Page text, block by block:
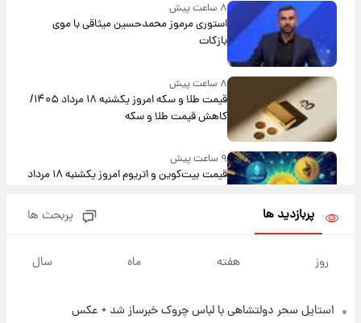
۸ ساعت پیش
استوری مرموز محمدحسین میثاقی با موی
بازکات
قیمت طلا و سکه امروز یکشنبه ۱۸ مرداد ۱۴۰۵/
کاهش قیمت طلا و سکه
۹ ساعت پیش
قیمت بیت‌کوین و اتریوم امروز یکشنبه ۱۸ مرداد
۱۳ ساعت پیش
پربازدید ها پربحث ها
روز هفته ماه سال
استایل سحر دولتشاهی با لباس چروک خبرساز شد + عکس